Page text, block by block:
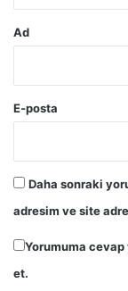
Ad
E-posta
Daha sonraki
adresim ve site
Yorumuma cevap
et.